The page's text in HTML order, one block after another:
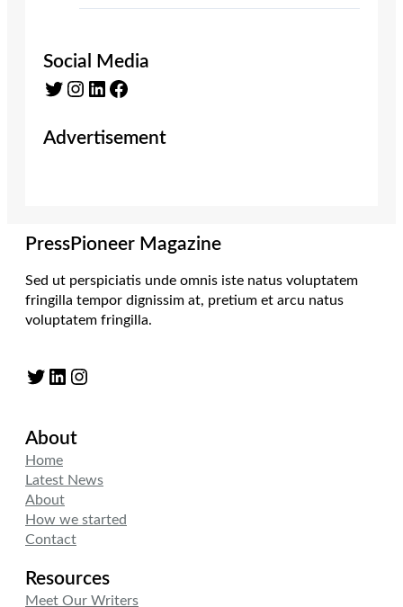
Social Media
Twitter Instagram LinkedIn Facebook
Advertisement
PressPioneer Magazine
Sed ut perspiciatis unde omnis iste natus voluptatem
fringilla tempor dignissim at, pretium et arcu natus
voluptatem fringilla.
Twitter LinkedIn Instagram
About
Home
Latest News
About
How we started
Contact
Resources
Meet Our Writers